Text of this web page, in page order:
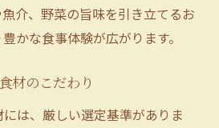
介、野菜の旨味を引き立てるお
かな食事体験が広がります。
材のこだわり
は、厳しい選定基準がありま